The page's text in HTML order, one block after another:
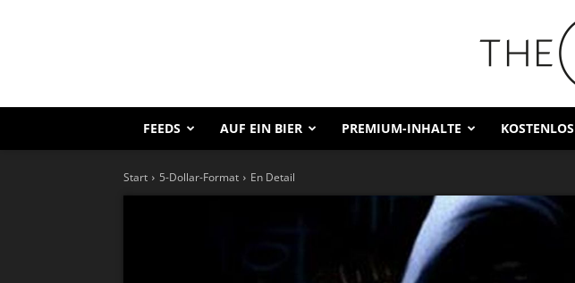
FEEDS AUF EIN BIER PREMIUM-INHALTE KOSTENLOS
Start 5-Dollar-Format En Detail